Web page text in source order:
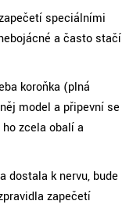
speciálními
a často stačí
koroňka (plná
model a připevní se
zcela obalí a
dostala k nervu, bude
zapečetí